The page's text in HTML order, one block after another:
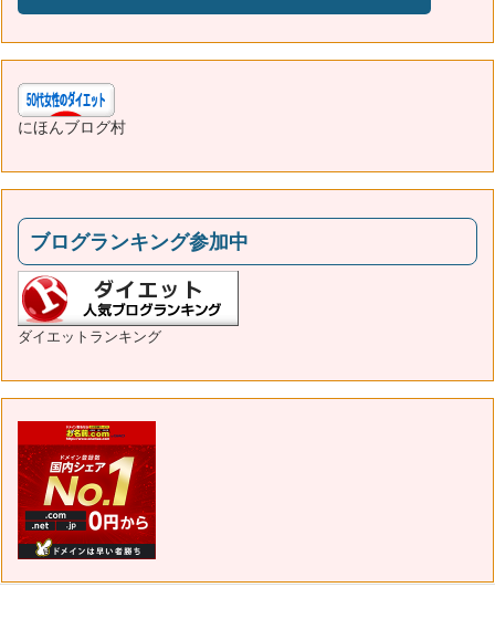
にほんブログ村
ブログランキング参加中
ダイエットランキング